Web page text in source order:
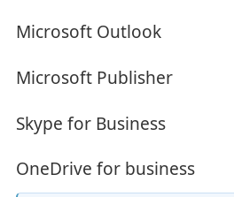
Microsoft Outlook
Microsoft Publisher
Skype for Business
OneDrive for business